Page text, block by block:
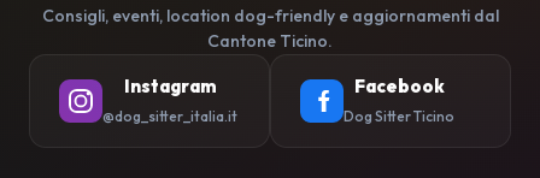
Consigli, eventi, location dog-friendly e aggiornamenti dal
Cantone Ticino.
Instagram
@dog_sitter_italia.it
Facebook
Dog Sitter Ticino